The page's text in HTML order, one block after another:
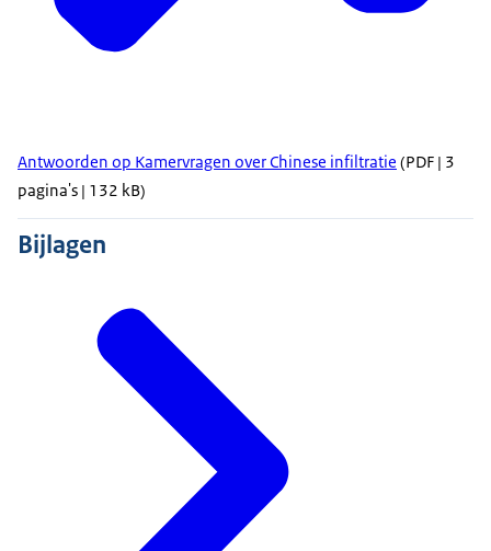
Antwoorden op Kamervragen over Chinese infiltratie (PDF | 3
pagina's | 132 kB)
Bijlagen